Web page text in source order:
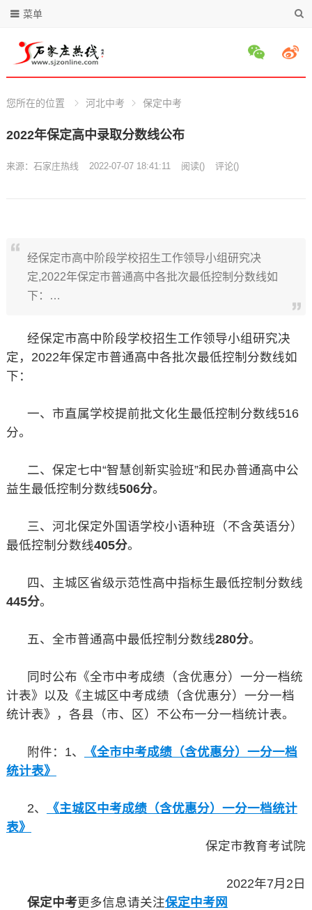
菜单
您所在的位置 河北中考 保定中考
2022年保定高中录取分数线公布
来源： 石家庄热线 2022-07-07 18:41:11 阅读() 评论()
经保定市高中阶段学校招生工作领导小组研究决
定,2022年保定市普通高中各批次最低控制分数线如
下：…
经保定市高中阶段学校招生工作领导小组研究决
定，2022年保定市普通高中各批次最低控制分数线如
下：
一、市直属学校提前批文化生最低控制分数线516
分。
二、保定七中“智慧创新实验班”和民办普通高中公
益生最低控制分数线506分。
三、河北保定外国语学校小语种班（不含英语分）
最低控制分数线405分。
四、主城区省级示范性高中指标生最低控制分数线
445分。
五、全市普通高中最低控制分数线280分。
同时公布《全市中考成绩（含优惠分）一分一档统
计表》以及《主城区中考成绩（含优惠分）一分一档
统计表》，各县（市、区）不公布一分一档统计表。
附件：1、
《全市中考成绩（含优惠分）一分一档
统计表》
2、
《主城区中考成绩（含优惠分）一分一档统计
表》
保定市教育考试院
2022年7月2日
保定中考更多信息请关注保定中考网